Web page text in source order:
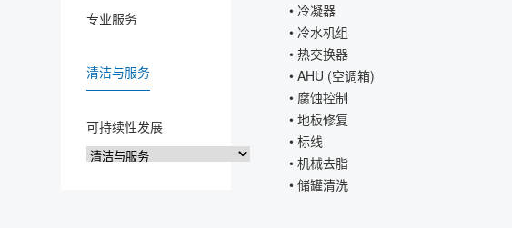
专业服务
清洁与服务
可持续性发展
• 冷凝器
• 冷水机组
• 热交换器
• AHU (空调箱)
• 腐蚀控制
• 地板修复
• 标线
• 机械去脂
• 储罐清洗